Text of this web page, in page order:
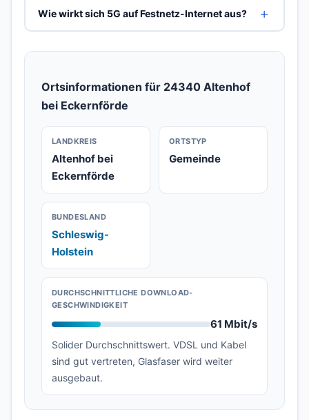
Wie wirkt sich 5G auf Festnetz-Internet aus?
Ortsinformationen für 24340 Altenhof
bei Eckernförde
LANDKREIS
Altenhof bei
Eckernförde
ORTSTYP
Gemeinde
BUNDESLAND
Schleswig-
Holstein
DURCHSCHNITTLICHE DOWNLOAD-
GESCHWINDIGKEIT
61 Mbit/s
Solider Durchschnittswert. VDSL und Kabel
sind gut vertreten, Glasfaser wird weiter
ausgebaut.